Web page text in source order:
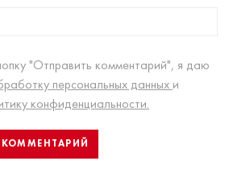
"Отправить комментарий", я даю
персональных данных и
конфиденциальности.